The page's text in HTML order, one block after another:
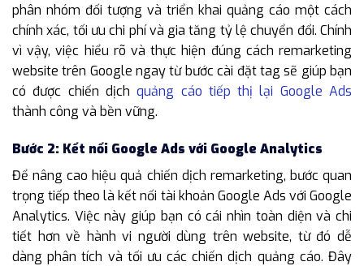
phân nhóm đối tượng và triển khai quảng cáo một cách
chính xác, tối ưu chi phí và gia tăng tỷ lệ chuyển đổi. Chính
vì vậy, việc hiểu rõ và thực hiện đúng cách remarketing
website trên Google ngay từ bước cài đặt tag sẽ giúp bạn
có được chiến dịchquảng cáo tiếp thị lại Google Ads
thành công và bền vững.
Bước 2: Kết nối Google Ads với Google Analytics
Để nâng cao hiệu quả chiến dịch remarketing, bước quan
trọng tiếp theo là kết nối tài khoản Google Ads với Google
Analytics. Việc này giúp bạn có cái nhìn toàn diện và chi
tiết hơn về hành vi người dùng trên website, từ đó dễ
dàng phân tích và tối ưu các chiến dịch quảng cáo. Đây